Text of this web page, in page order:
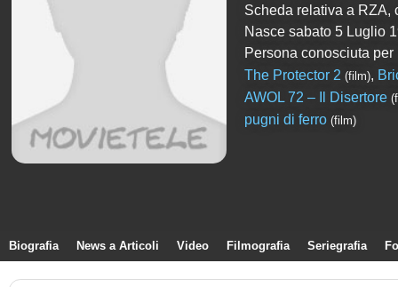
Scheda relativa a RZA,
Nasce sabato 5 Luglio
Persona conosciuta per
The Protector 2 (film),
AWOL 72 – Il Disertore
pugni di ferro (film)
Biografia News a Articoli Video Filmografia Seriegrafia